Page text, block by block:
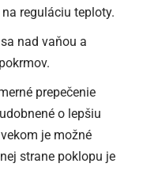
reguláciu teploty.
nad vaňou a
prepečenie
o lepšiu
je možné
strane poklopu je